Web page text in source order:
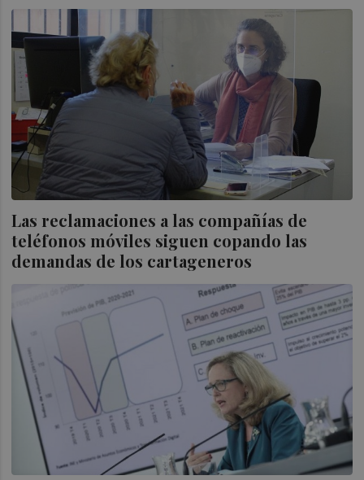
Las reclamaciones a las compañías de
teléfonos móviles siguen copando las
demandas de los cartageneros